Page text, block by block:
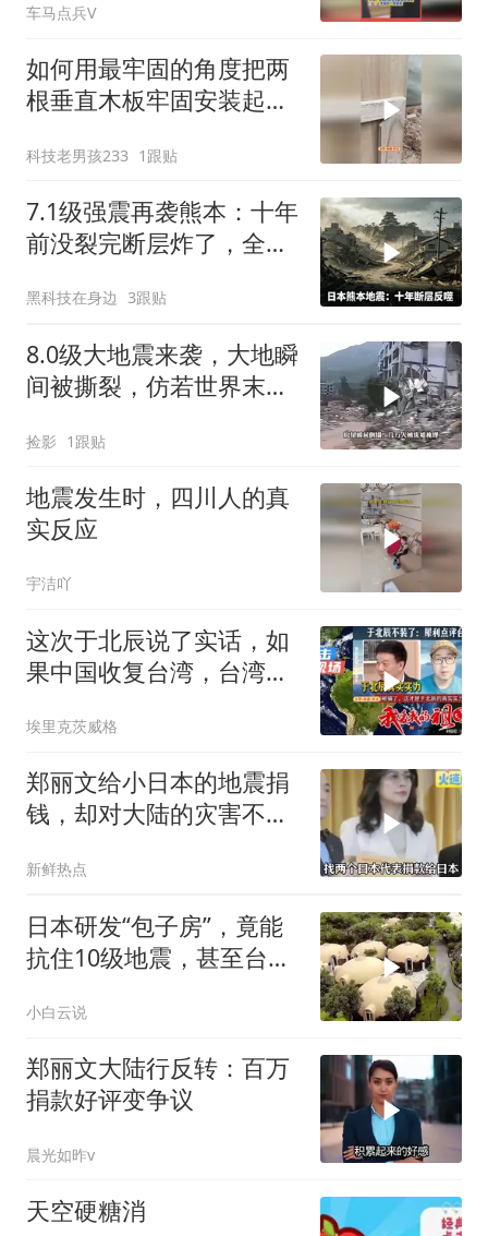
车马点兵V
如何用最牢固的角度把两
根垂直木板牢固安装起
科技老男孩233 1跟贴
7.1级强震再袭熊本：十年
前没裂完断层炸了，全球
黑科技在身边 3跟贴
8.0级大地震来袭，大地瞬
间被撕裂，仿若世界末日
捡影 1跟贴
地震发生时，四川人的真
实反应
宇洁吖
这次于北辰说了实话，如
果中国收复台湾，台湾能
埃里克茨威格
郑丽文给小日本的地震捐
钱，却对大陆的灾害不闻
新鲜热点
日本研发“包子房”，竟能
抗住10级地震，甚至台风
小白云说
郑丽文大陆行反转：百万
捐款好评变争议
晨光如昨v
天空硬糖消